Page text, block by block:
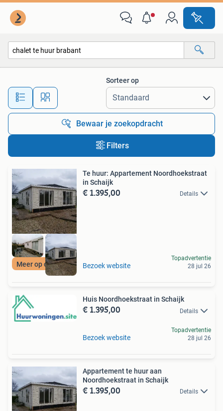
Alle afstanden…
Sorteer op
Bewaar je zoekopdracht
Filters
Meer op onze site
Te huur: Appartement Noordhoekstraat
in Schaijk
€ 1.395,00 Details
Bezoek website
Topadvertentie
28 jul 26
Huis Noordhoekstraat in Schaijk
€ 1.395,00 Details
Bezoek website
Topadvertentie
28 jul 26
Appartement te huur aan
Noordhoekstraat in Schaijk
€ 1.395,00 Details